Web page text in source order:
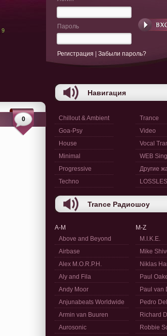
9
0
Пароль
Регистрация Забыли пароль?
Навигация
Chillout & Ambient
Goa-Psy
House
Minimal
Progressive
Techno
Trance
Video
Vocal
WEB
Другие
Trance Радиошоу
A-M
Above and Beyond
Airbase
Alex M.O.R.P.H.
Aly and Fila
Andy Moor
Anjunabeats Worldwide
Armin van Buuren
Aurosonic
M-Z
M.I.K.E.
Mike
Niklas
Paul
Paul van
Pedro
Richard
Robbie